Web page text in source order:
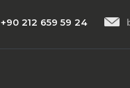
+90 212 659 59 24